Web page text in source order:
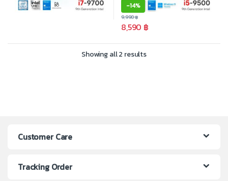
-14%
8,590 ฿
9,990฿
Showing all 2 results
Customer Care
Tracking Order